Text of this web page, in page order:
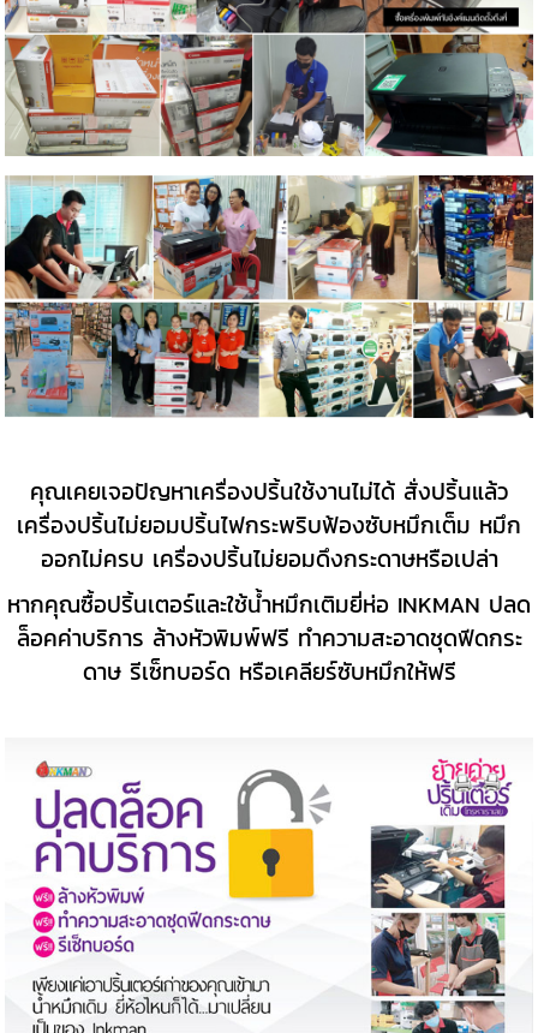
คุณเคยเจอปัญหาเครื่องปริ้นใช้งานไม่ได้ สั่งปริ้นแล้ว
เครื่องปริ้นไม่ยอมปริ้นไฟกระพริบฟ้องซับหมึกเต็ม หมึก
ออกไม่ครบ เครื่องปริ้นไม่ยอมดึงกระดาษหรือเปล่า
หากคุณซื้อปริ้นเตอร์และใช้น้ำหมึกเติมยี่ห่อ INKMAN ปลด
ล็อคค่าบริการ ล้างหัวพิมพ์ฟรี ทำความสะอาดชุดฟีดกระ
ดาษ รีเซ็ทบอร์ด หรือเคลียร์ซับหมึกให้ฟรี